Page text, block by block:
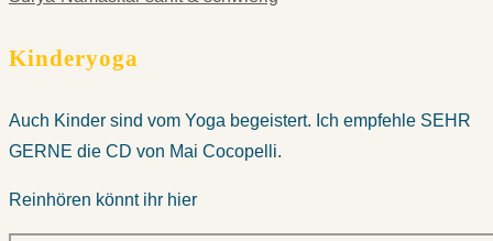
Kinderyoga
Auch Kinder sind vom Yoga begeistert. Ich empfehle SEHR
GERNE die CD von Mai Cocopelli.
Reinhören könnt ihr hier